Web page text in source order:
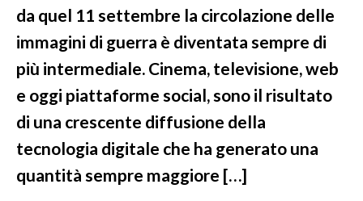
da quel 11 settembre la circolazione delle
immagini di guerra è diventata sempre di
più intermediale. Cinema, televisione, web
e oggi piattaforme social, sono il risultato
di una crescente diffusione della
tecnologia digitale che ha generato una
quantità sempre maggiore […]